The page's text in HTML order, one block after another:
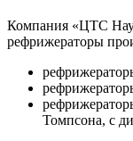
Компания «ЦТС
рефрижераторы
Томпсона, с